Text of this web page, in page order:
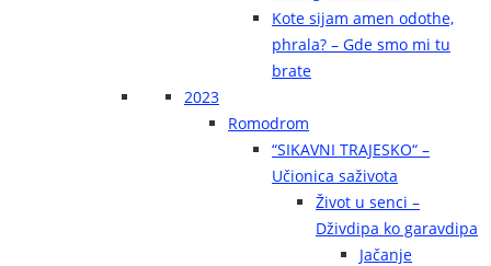
Kote sijam amen odothe,
phrala? – Gde smo mi tu
brate
2023
Romodrom
“SIKAVNI TRAJESKO“ –
Učionica saživota
Život u senci –
Dživdipa ko garavdipa
Jačanje